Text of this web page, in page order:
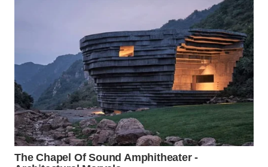
MAJALENGKA
WN
SUBANG
WN
SUKABUMI